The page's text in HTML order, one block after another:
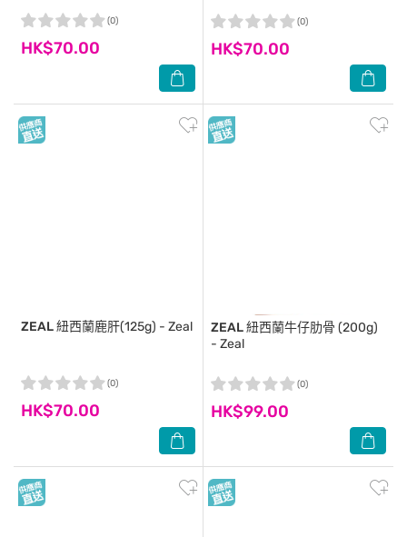
HK$70.00
(0)
HK$70.00
(0)
ZEAL紐西蘭鹿肝(125g) - Zeal
HK$70.00
(0)
ZEAL紐西蘭牛仔肋骨 (200g)
- Zeal
HK$99.00
(0)